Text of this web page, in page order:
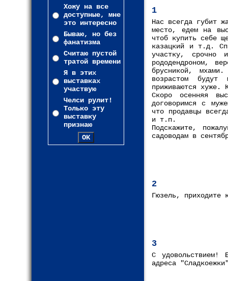
Хожу на все
доступные, мне
это интересно
Бываю, но без
фанатизма
Считаю пустой
тратой времени
Я в этих
выставках
участвую
Челси рулит!
Только эту
выставку
признаю
1
Нас всегда губит
место, едем на
чтоб купить себе
казацкий и т.д.
участку, срочно
рододендроном,
брусникой,
возрастом
приживаются хуже.
Скоро осенняя
договоримся с
что продавцы
и т.п.
Подскажите,
садоводам в
2
Гюзель, приходите
3
С удовольствием!
адреса